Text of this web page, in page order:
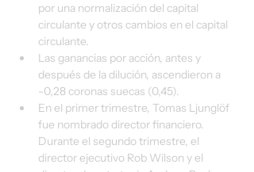
por una normalización del capital
circulante y otros cambios en el capital
circulante.
Las ganancias por acción, antes y
después de la dilución, ascendieron a
-0,28 coronas suecas (0,45).
En el primer trimestre, Tomas Ljunglöf
fue nombrado director financiero.
Durante el segundo trimestre, el
director ejecutivo Rob Wilson y el